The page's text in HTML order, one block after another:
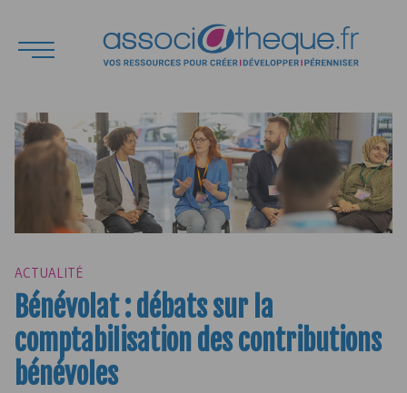
ACTUALITÉ
Bénévolat : débats sur la
comptabilisation des contributions
bénévoles